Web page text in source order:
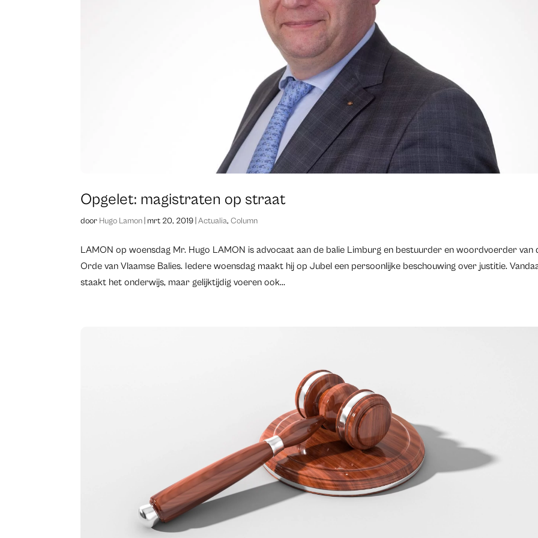
Opgelet: magistraten op straat
door Hugo Lamon mrt 20, 2019 |Actualia,Column
LAMON op woensdag Mr. Hugo LAMON is advocaat aan de balie Limburg en bestuurder en woordvoerder van
Orde van Vlaamse Balies. Iedere woensdag maakt hij op Jubel een persoonlijke beschouwing over justitie.
staakt het onderwijs, maar gelijktijdig voeren ook...